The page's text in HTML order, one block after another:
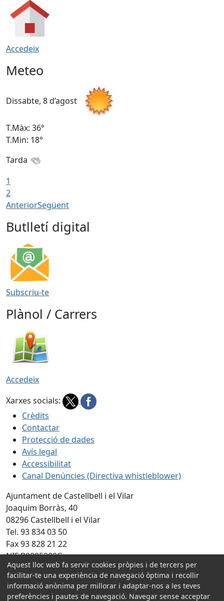
Accedeix
Meteo
Dissabte, 8 d’agost
T.Màx: 36°
T.Min: 18°
Tarda
1
2
AnteriorSegüent
Butlletí digital
Subscriu-te
Plànol / Carrers
Accedeix
Xarxes socials:
Crèdits
Contactar
Protecció de dades
Avís legal
Accessibilitat
Canal Denúncies (Directiva whistleblower)
Ajuntament de Castellbell i el Vilar
Joaquim Borràs, 40
08296 Castellbell i el Vilar
Tel. 93 834 03 50
Fax 93 828 21 22
NIF P0805200C
Amb la col·laboració de:
Aquest lloc web fa servir cookies pròpies i de tercers per
facilitar-te una experiència de navegació òptima i recollir
informació anònima per millorar i adaptar-nos a les teves
preferències i pautes de navegació. Navegar sense acceptar